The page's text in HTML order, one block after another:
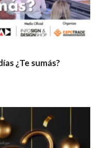
¿Te sumás?